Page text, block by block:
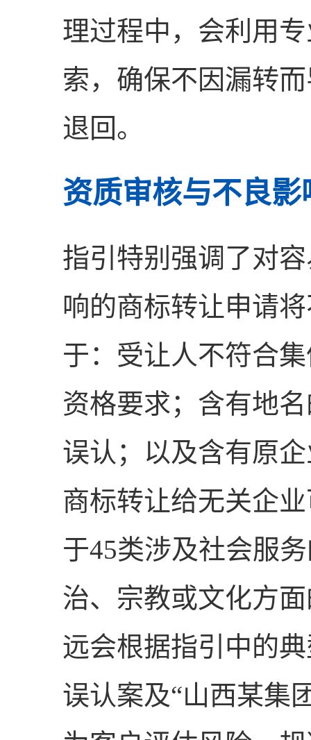
理过程中，会利用
索，确保不因漏转
退回。
资质审核与不良影
指引特别强调了对
响的商标转让申请
于：受让人不符合
资格要求；含有地
误认；以及含有原
商标转让给无关企
于45类涉及社会服
治、宗教或文化方
远会根据指引中的
误认案及“山西某集